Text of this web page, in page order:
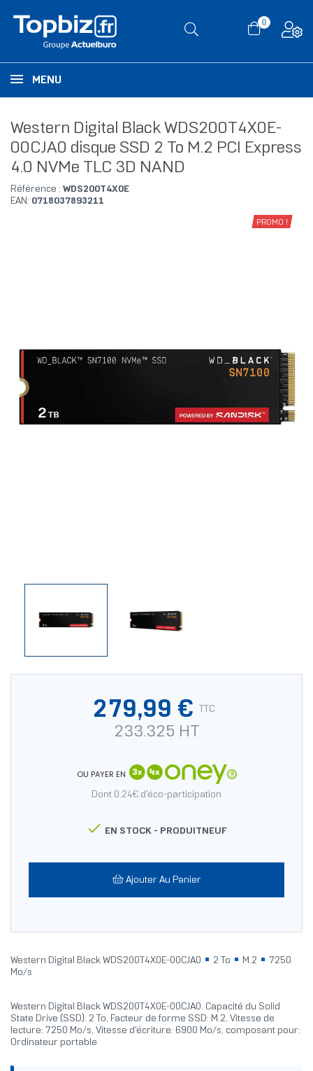
0
MENU
Western Digital Black WDS200T4X0E-
00CJA0 disque SSD 2 To M.2 PCI Express
4.0 NVMe TLC 3D NAND
Référence : WDS200T4X0E
EAN: 0718037893211
PROMO !
279,99 € TTC
233.325 HT
OU PAYER EN
Dont 0.24€ d'éco-participation
 EN STOCK - PRODUITNEUF
Ajouter Au Panier
Western Digital Black WDS200T4X0E-00CJA0 2 To M.2
7250
Mo/s
Western Digital Black WDS200T4X0E-00CJA0. Capacité du Solid
State Drive (SSD): 2 To, Facteur de forme SSD: M.2, Vitesse de
lecture: 7250 Mo/s, Vitesse d'écriture: 6900 Mo/s, composant pour:
Ordinateur portable